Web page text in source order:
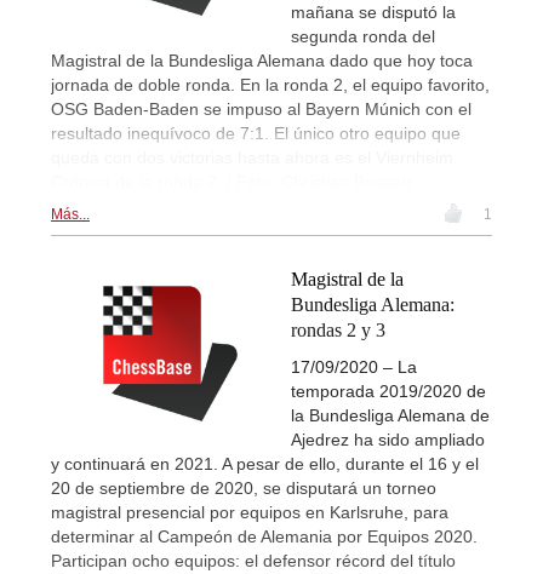
mañana se disputó la
segunda ronda del
Magistral de la Bundesliga Alemana dado que hoy toca
jornada de doble ronda. En la ronda 2, el equipo favorito,
OSG Baden-Baden se impuso al Bayern Múnich con el
resultado inequívoco de 7:1. El único otro equipo que
Más... 1
Magistral de la
Bundesliga Alemana:
rondas 2 y 3
17/09/2020 – La
temporada 2019/2020 de
la Bundesliga Alemana de
Ajedrez ha sido ampliado
y continuará en 2021. A pesar de ello, durante el 16 y el
20 de septiembre de 2020, se disputará un torneo
magistral presencial por equipos en Karlsruhe, para
determinar al Campeón de Alemania por Equipos 2020.
Participan ocho equipos: el defensor récord del título